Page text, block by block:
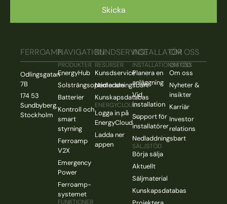
FERROAMP
Odlingsgatan
7B
174 53
Sundbyberg,
Stockholm
NAVIGATION
PRODUKTER
EnergyHub
Solsträngsoptimerare
Batterier
Kontroll och
smart
styrning
Ferroamp
V2X
Emergency
Power
Ferroamp-
systemet
FUNKTIONER
KUNDSERVICE
RESURSER
Kunsdservice
Nedladdningsbart
Kunskapsdatabas
ENERGYCLOUD
Logga in på
EnergyCloud
Ladda ner
appen
INSTALLATÖR
INSTALLATIONSSTÖD
Planera en
anläggning
Vid
installation
Support för
installatörer
Nedladdningsbart
SÄLJSTÖD
Börja sälja
Aktuellt
Säljmaterial
Kunskapsdatabas
OM OSS
OM OSS
Om oss
Nyheter &
insikter
Karriär
Investor
relations